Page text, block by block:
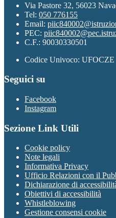
Via Pastore 32, 56023
Tel: 050 776155
Email:
PEC:
C.F.: 90030330501
Codice Univoco: UFOCZE
Seguici su
Facebook
Instagram
Sezione Link Utili
Cookie policy
Note legali
Informativa Privacy
Ufficio Relazioni con il
Dichiarazione di
Obiettivi di accessibilità
Whistleblowing
Gestione consensi cookie